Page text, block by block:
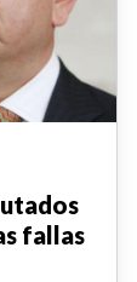
fallas